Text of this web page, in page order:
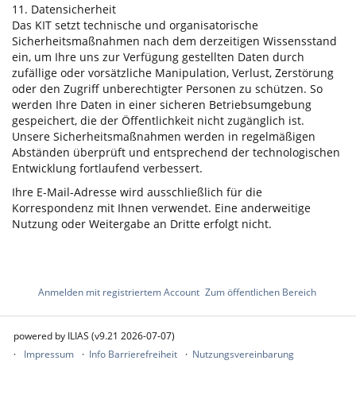
11. Datensicherheit
Das KIT setzt technische und organisatorische
Sicherheitsmaßnahmen nach dem derzeitigen Wissensstand
ein, um Ihre uns zur Verfügung gestellten Daten durch
zufällige oder vorsätzliche Manipulation, Verlust, Zerstörung
oder den Zugriff unberechtigter Personen zu schützen. So
werden Ihre Daten in einer sicheren Betriebsumgebung
gespeichert, die der Öffentlichkeit nicht zugänglich ist.
Unsere Sicherheitsmaßnahmen werden in regelmäßigen
Abständen überprüft und entsprechend der technologischen
Entwicklung fortlaufend verbessert.
Ihre E-Mail-Adresse wird ausschließlich für die
Korrespondenz mit Ihnen verwendet. Eine anderweitige
Nutzung oder Weitergabe an Dritte erfolgt nicht.
Anmelden mit registriertem Account Zum öffentlichen Bereich
powered by ILIAS (v9.21 2026-07-07)
Impressum
Info Barrierefreiheit Nutzungsvereinbarung